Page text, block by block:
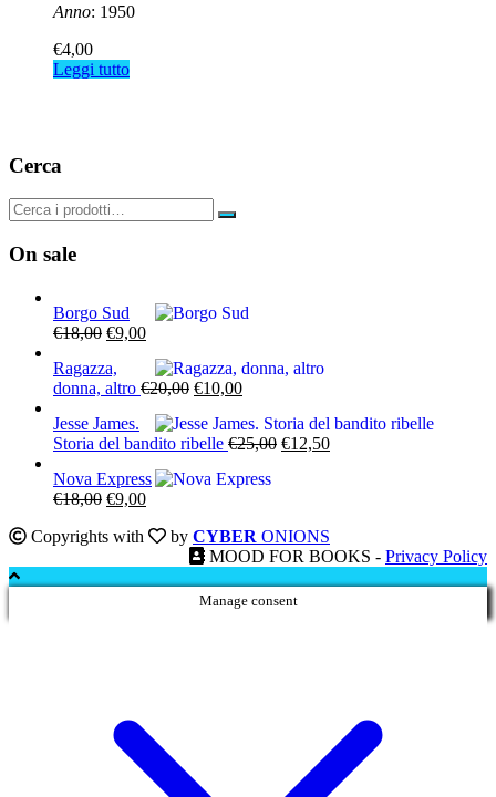
Anno: 1950
€4,00
Leggi tutto
Cerca
On sale
Borgo Sud
€18,00 Il
originale
era:
€18,00.
€9,00Il
attuale
è:
€9,00.
Ragazza,
donna, altro €20,00 Il
originale
era:
€10,00Il
attuale
è:
Jesse James.
Storia del bandito ribelle €25,00 Il
€12,50Il
Nova Express
€18,00 Il
originale
€9,00Il
attuale
Copyrights with by CYBER ONIONS
MOOD FOR BOOKS - Privacy Policy
Manage consent